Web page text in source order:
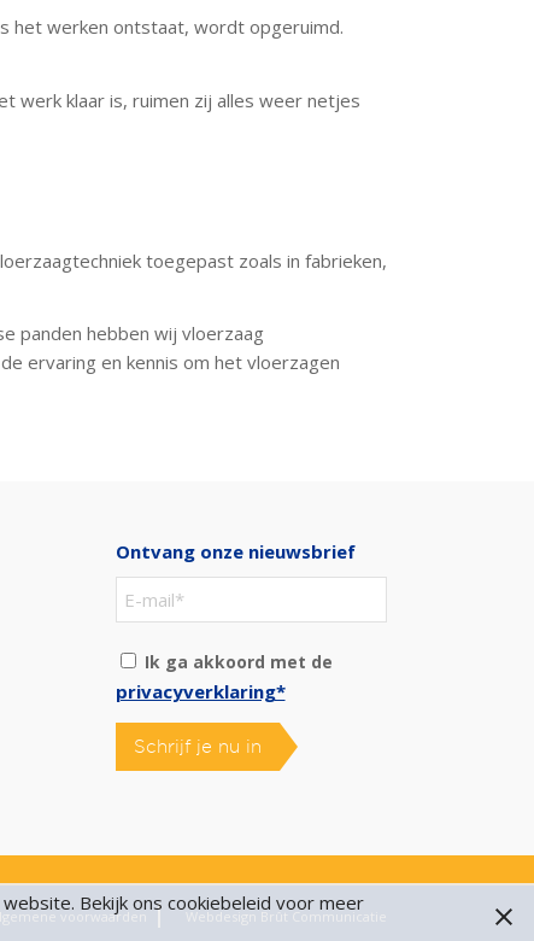
het werken ontstaat, wordt opgeruimd.
werk klaar is, ruimen zij alles weer netjes
toegepast zoals in fabrieken,
panden hebben wij vloerzaag
ervaring en kennis om het vloerzagen
Ontvang onze nieuwsbrief
Ik ga akkoord met de
privacyverklaring*
Schrijf je nu in
voorwaarden Webdesign Brût Communicatie
Bekijk ons cookiebeleid voor meer